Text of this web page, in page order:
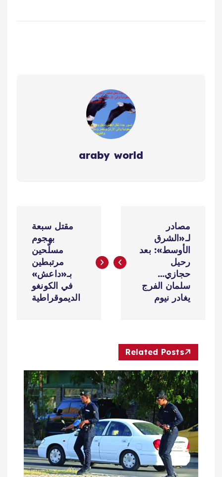
araby world
ص
م
ق
مصادر
لـ«الشرق
الأوسط»: بعد
رحيل
حجازي…
سلمان الفرج
يغادر نيوم
مقتل سبعة
بهجوم
مسلّحين
مرتبطين
بـ«داعش»
في الكونغو
الديموقراطية
Related Posts